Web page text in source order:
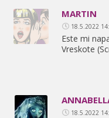
MARTIN
18.5.2022
Este mi
Vreskote
18.5.2022